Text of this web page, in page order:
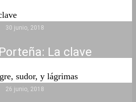
30 junio, 2018
La clave
26 junio, 2018